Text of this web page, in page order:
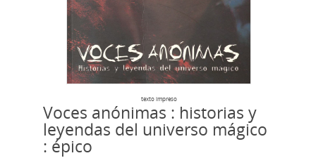
texto impreso
Voces anónimas : historias y
leyendas del universo mágico
: épico